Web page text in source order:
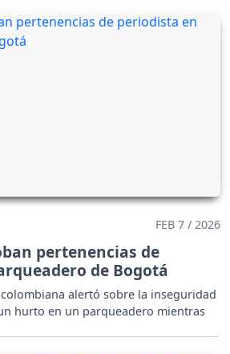
FEB 7 / 2026
pertenencias de
de Bogotá
alertó sobre la inseguridad
hurto en un parqueadero mientras